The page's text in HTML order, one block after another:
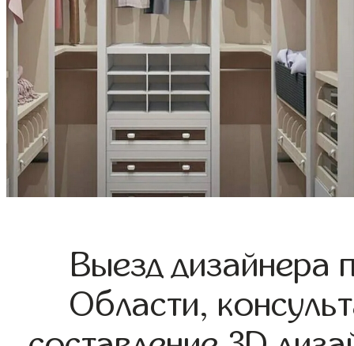
Выезд дизайнера
Области,